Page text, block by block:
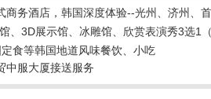
务酒店，韩国深度体验--光州、济州、
、3D展示馆、冰雕馆、欣赏表演秀3选1
食等韩国地道风味餐饮、小吃
中服大厦接送服务